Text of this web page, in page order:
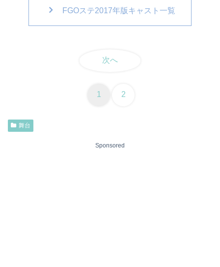
FGOステ2017年版キャスト一覧
次へ
1 2
舞台
Sponsored